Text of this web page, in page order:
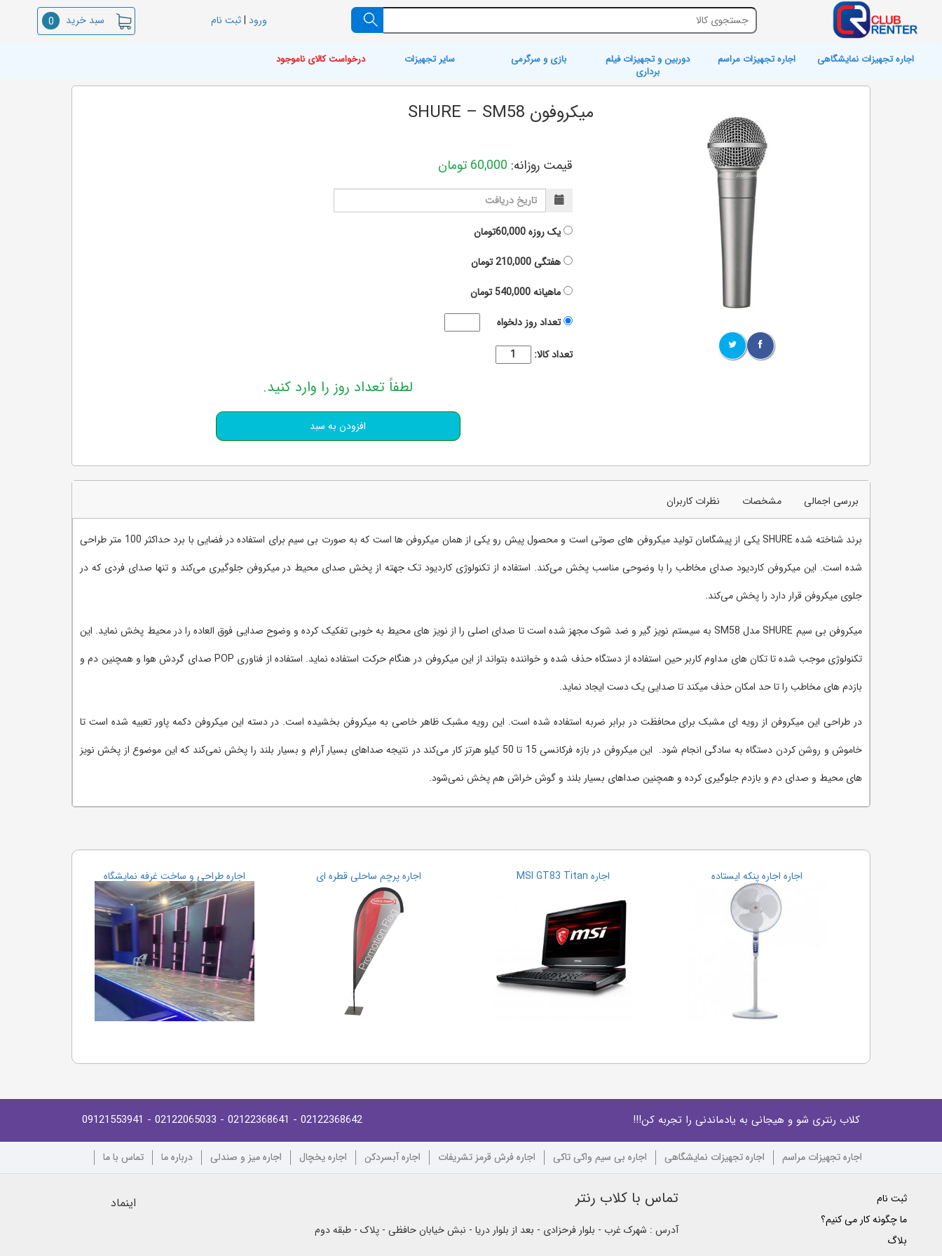
ورود |ثبت نام سبد خرید 0
اجاره تجهیزات نمایشگاهی اجاره تجهیزات مراسم
دوربین و تجهیزات فیلم
برداری
بازی و سرگرمی سایر تجهیزات درخواست کالای ناموجود
میکروفون SHURE – SM58
قیمت روزانه: 60,000 تومان
یک روزه60,000تومان
هفتگی210,000تومان
ماهیانه540,000تومان
تعداد روز دلخواه
تعداد کالا:
لطفاً تعداد روز را وارد کنید.
بررسی اجمالی مشخصات نظرات کاربران
برند شناخته شده SHURE یکی از پیشگامان تولید میکروفن های صوتی است و محصول پیش رو یکی از همان میکروفن ها است که به صورت بی سیم برای استفاده در فضایی با برد حداکثر 100 متر طراحی
شده است. این میکروفن کاردیود صدای مخاطب را با وضوحی مناسب پخش می‌کند. استفاده از تکنولوژی کاردیود تک جهته از پخش صدای محیط در میکروفن جلوگیری می‌کند و تنها صدای فردی که در
جلوی میکروفن قرار دارد را پخش می‌کند.
میکروفن بی سیم SHURE مدل SM58 به سیستم نویز گیر و ضد شوک مجهز شده است تا صدای اصلی را از نویز های محیط به خوبی تفکیک کرده و وضوح صدایی فوق العاده را در محیط پخش نماید. این
تکنولوژی موجب شده تا تکان های مداوم کاربر حین استفاده از دستگاه حذف شده و خواننده بتواند از این میکروفن در هنگام حرکت استفاده نماید. استفاده از فناوری POP صدای گردش هوا و همچنین دم و
بازدم های مخاطب را تا حد امکان حذف می‎کند تا صدایی یک دست ایجاد نماید.
در طراحی این میکروفن از رویه ای مشبک برای محافظت در برابر ضربه استفاده شده است. این رویه مشبک ظاهر خاصی به میکروفن بخشیده است. در دسته این میکروفن دکمه پاور تعبیه شده است تا
خاموش و روشن کردن دستگاه به سادگی انجام شود. این میکروفن در بازه فرکانسی 15 تا 50 کیلو هرتز کار می‌کند در نتیجه صداهای بسیار آرام و بسیار بلند را پخش نمی‌کند که این موضوع از پخش نویز
های محیط و صدای دم و بازدم جلوگیری کرده و همچنین صداهای بسیار بلند و گوش خراش هم پخش نمی‌شود.
اجاره اجاره پنکه ایستاده اجاره MSI GT83 Titan اجاره پرچم ساحلی قطره ای اجاره طراحی و ساخت غرفه نمایشگاه
کلاب رنتری شو و هیجانی به یادماندنی را تجربه کن!!! 02122368642
- 02122368641
- 02122065033
- 09121553941
اجاره تجهیزات مراسم اجاره تجهیزات نمایشگاهی اجاره بی سیم واکی تاکی اجاره فرش قرمز تشریفات اجاره آبسردکن اجاره یخچال اجاره میز و صندلی درباره ما تماس با ما
ثبت نام
ما چگونه کار می کنیم؟
بلاگ
تماس با کلاب رنتر
آدرس : شهرک غرب - بلوار فرحزادی - بعد از بلوار دریا - نبش خیابان حافظی - پلاک - طبقه دوم
اینماد